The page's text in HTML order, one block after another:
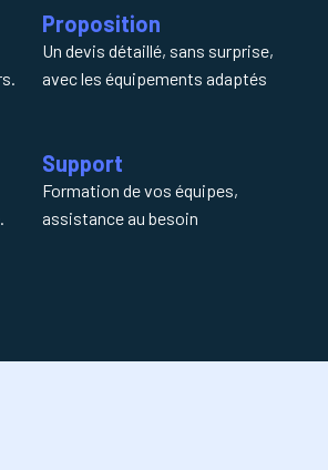
Proposition
Un devis détaillé, sans surprise,
avec les équipements adaptés
Support
Formation de vos équipes,
assistance au besoin